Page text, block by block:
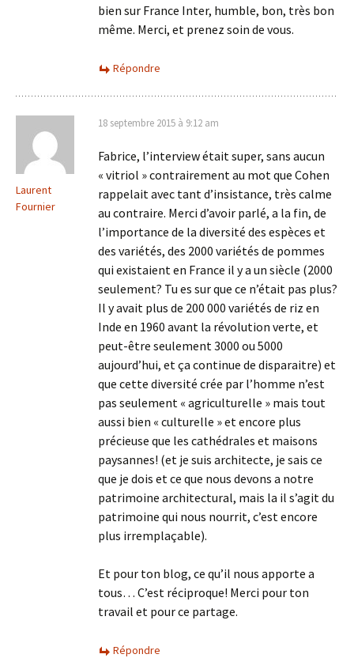
bien sur France Inter, humble, bon, très bon
même. Merci, et prenez soin de vous.
Répondre
Laurent
Fournier
18 septembre 2015 à 9:12 am
Fabrice, l’interview était super, sans aucun
« vitriol » contrairement au mot que Cohen
rappelait avec tant d’insistance, très calme
au contraire. Merci d’avoir parlé, a la fin, de
l’importance de la diversité des espèces et
des variétés, des 2000 variétés de pommes
qui existaient en France il y a un siècle (2000
seulement? Tu es sur que ce n’était pas plus?
Il y avait plus de 200 000 variétés de riz en
Inde en 1960 avant la révolution verte, et
peut-être seulement 3000 ou 5000
aujourd’hui, et ça continue de disparaitre) et
que cette diversité crée par l’homme n’est
pas seulement « agriculturelle » mais tout
aussi bien « culturelle » et encore plus
précieuse que les cathédrales et maisons
paysannes! (et je suis architecte, je sais ce
que je dois et ce que nous devons a notre
patrimoine architectural, mais la il s’agit du
patrimoine qui nous nourrit, c’est encore
plus irremplaçable).
Et pour ton blog, ce qu’il nous apporte a
tous… C’est réciproque! Merci pour ton
travail et pour ce partage.
Répondre